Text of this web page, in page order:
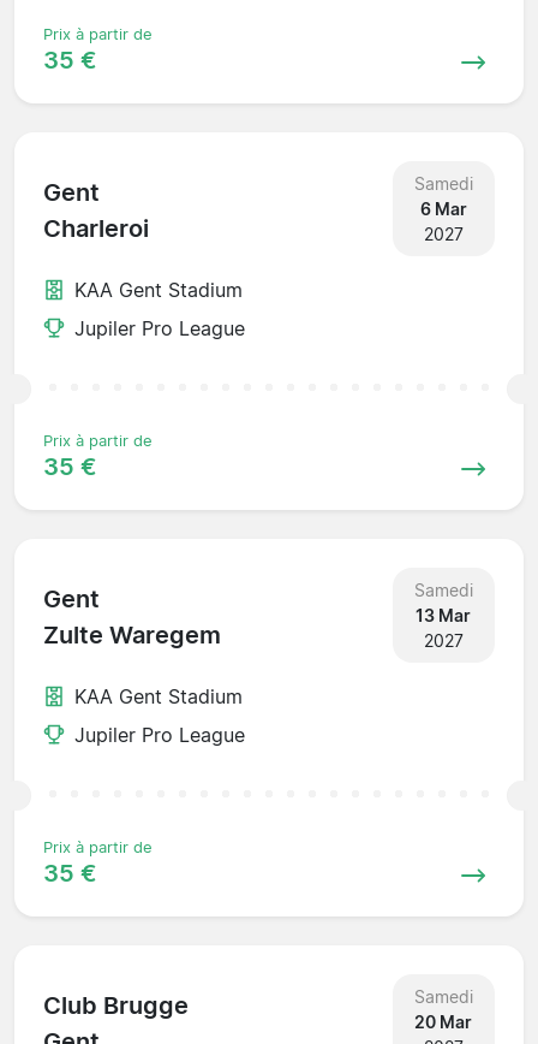
Prix à partir de
35 €
Gent
Charleroi
Samedi
6 Mar
2027
KAA Gent Stadium
Jupiler Pro League
Prix à partir de
35 €
Gent
Zulte Waregem
Samedi
13 Mar
2027
KAA Gent Stadium
Jupiler Pro League
Prix à partir de
35 €
Club Brugge
Samedi
20 Mar